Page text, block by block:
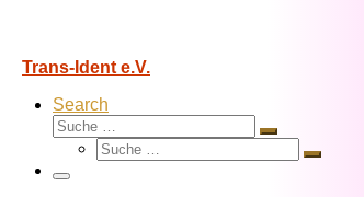
Trans-Ident e.V.
Search
Suche
Suche
Suche
Suche
Menü